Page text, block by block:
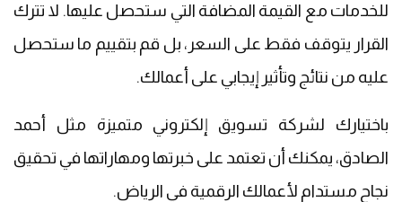
للخدمات مع القيمة المضافة التي ستحصل عليها. لا تترك
القرار يتوقف فقط على السعر، بل قم بتقييم ما ستحصل
عليه من نتائج وتأثير إيجابي على أعمالك.
باختيارك لشركة تسويق إلكتروني متميزة مثل أحمد
الصادق، يمكنك أن تعتمد على خبرتها ومهاراتها في تحقيق
نجاح مستدام لأعمالك الرقمية في الرياض.